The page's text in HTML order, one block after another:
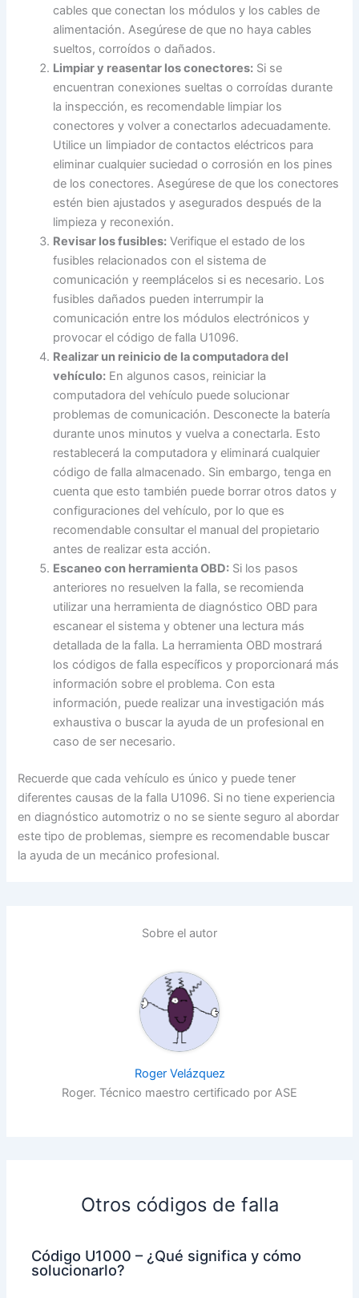
cables que conectan los módulos y los cables de
alimentación. Asegúrese de que no haya cables
sueltos, corroídos o dañados.
Limpiar y reasentar los conectores: Si se
encuentran conexiones sueltas o corroídas durante
la inspección, es recomendable limpiar los
conectores y volver a conectarlos adecuadamente.
Utilice un limpiador de contactos eléctricos para
eliminar cualquier suciedad o corrosión en los pines
de los conectores. Asegúrese de que los conectores
estén bien ajustados y asegurados después de la
limpieza y reconexión.
Revisar los fusibles: Verifique el estado de los
fusibles relacionados con el sistema de
comunicación y reemplácelos si es necesario. Los
fusibles dañados pueden interrumpir la
comunicación entre los módulos electrónicos y
provocar el código de falla U1096.
Realizar un reinicio de la computadora del
vehículo: En algunos casos, reiniciar la
computadora del vehículo puede solucionar
problemas de comunicación. Desconecte la batería
durante unos minutos y vuelva a conectarla. Esto
restablecerá la computadora y eliminará cualquier
código de falla almacenado. Sin embargo, tenga en
cuenta que esto también puede borrar otros datos y
configuraciones del vehículo, por lo que es
recomendable consultar el manual del propietario
antes de realizar esta acción.
Escaneo con herramienta OBD: Si los pasos
anteriores no resuelven la falla, se recomienda
utilizar una herramienta de diagnóstico OBD para
escanear el sistema y obtener una lectura más
detallada de la falla. La herramienta OBD mostrará
los códigos de falla específicos y proporcionará más
información sobre el problema. Con esta
información, puede realizar una investigación más
exhaustiva o buscar la ayuda de un profesional en
caso de ser necesario.
Recuerde que cada vehículo es único y puede tener
diferentes causas de la falla U1096. Si no tiene experiencia
en diagnóstico automotriz o no se siente seguro al abordar
este tipo de problemas, siempre es recomendable buscar
la ayuda de un mecánico profesional.
Sobre el autor
Roger Velázquez
Roger. Técnico maestro certificado por ASE
Otros códigos de falla
Código U1000 – ¿Qué significa y cómo
solucionarlo?